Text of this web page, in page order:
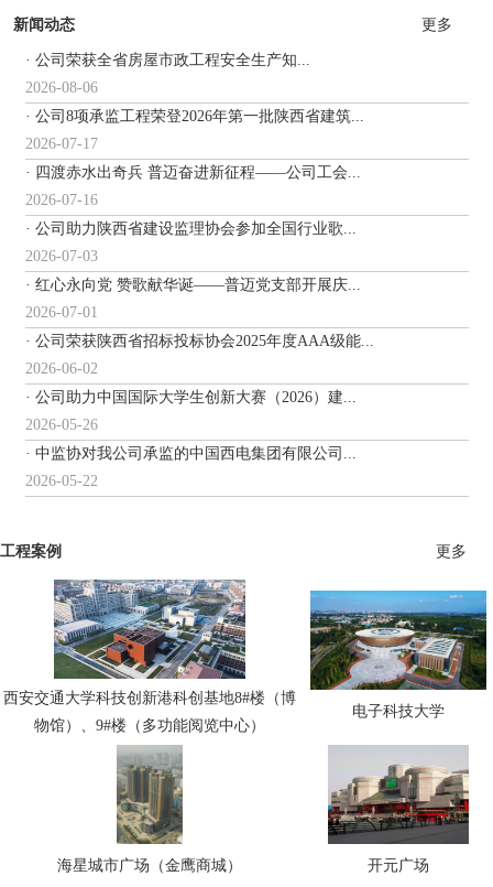
新闻动态 更多
· 公司荣获全省房屋市政工程安全生产知...
2026-08-06
· 公司8项承监工程荣登2026年第一批陕西省建筑...
2026-07-17
· 四渡赤水出奇兵 普迈奋进新征程——公司工会...
2026-07-16
· 公司助力陕西省建设监理协会参加全国行业歌...
2026-07-03
· 红心永向党 赞歌献华诞——普迈党支部开展庆...
2026-07-01
· 公司荣获陕西省招标投标协会2025年度AAA级能...
2026-06-02
· 公司助力中国国际大学生创新大赛（2026）建...
2026-05-26
· 中监协对我公司承监的中国西电集团有限公司...
2026-05-22
工程案例 更多
西安交通大学科技创新港科创基地8#楼（博
物馆）、9#楼（多功能阅览中心）
电子科技大学
海星城市广场（金鹰商城） 开元广场